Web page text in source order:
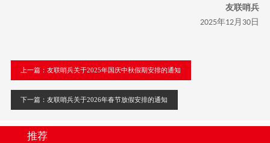
友联哨兵
2025年12 月 30 日
上一篇：友联哨兵关于2025年国庆中秋假期安排的通知
下一篇：友联哨兵关于2026年春节放假安排的通知
推荐